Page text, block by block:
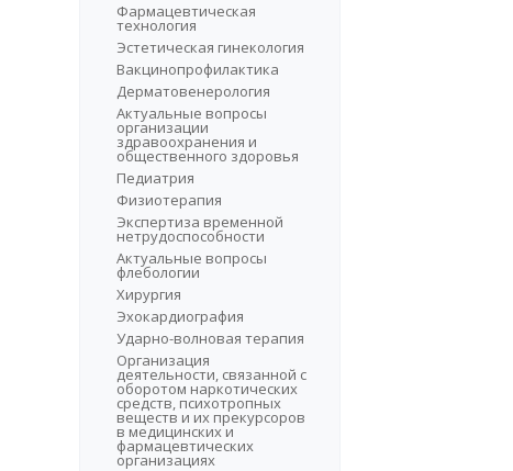
Фармацевтическая
технология
Эстетическая гинекология
Вакцинопрофилактика
Дерматовенерология
Актуальные вопросы
организации
здравоохранения и
общественного здоровья
Педиатрия
Физиотерапия
Экспертиза временной
нетрудоспособности
Актуальные вопросы
флебологии
Хирургия
Эхокардиография
Ударно-волновая терапия
Организация
деятельности, связанной с
оборотом наркотических
средств, психотропных
веществ и их прекурсоров
в медицинских и
фармацевтических
организациях